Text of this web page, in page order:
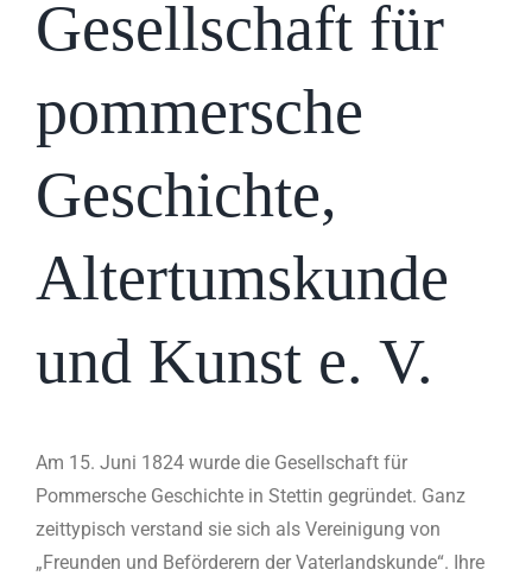
Gesellschaft für
pommersche
Geschichte,
Altertumskunde
und Kunst e. V.
Am 15. Juni 1824 wurde die Gesellschaft für
Pommersche Geschichte in Stettin gegründet. Ganz
zeittypisch verstand sie sich als Vereinigung von
„Freunden und Beförderern der Vaterlandskunde“. Ihre